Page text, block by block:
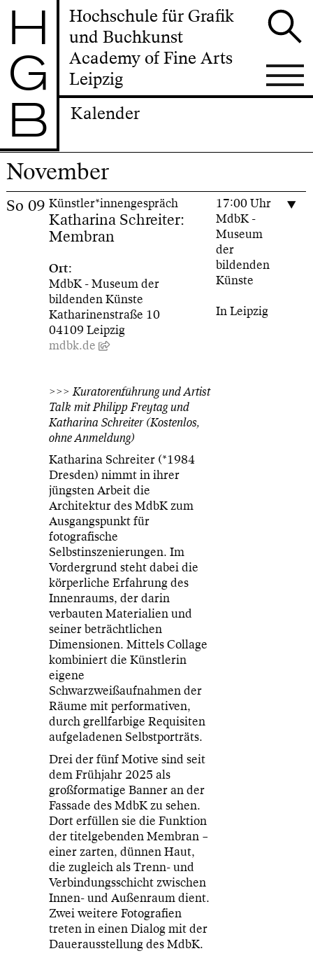
H
G
B
Hochschule für Grafik
und Buchkunst
Academy of Fine Arts
Leipzig
Kalender
November
So 09 Künstler*innengespräch
Katharina Schreiter:
Membran
Ort:
MdbK - Museum der
bildenden Künste
Katharinenstraße 10
04109 Leipzig
mdbk.de
>>> Kuratorenführung und Artist
Talk mit Philipp Freytag und
Katharina Schreiter (Kostenlos,
ohne Anmeldung)
Katharina Schreiter (*1984
Dresden) nimmt in ihrer
jüngsten Arbeit die
Architektur des MdbK zum
Ausgangspunkt für
fotografische
Selbstinszenierungen. Im
Vordergrund steht dabei die
körperliche Erfahrung des
Innenraums, der darin
verbauten Materialien und
seiner beträchtlichen
Dimensionen. Mittels Collage
kombiniert die Künstlerin
eigene
Schwarzweißaufnahmen der
Räume mit performativen,
durch grellfarbige Requisiten
aufgeladenen Selbstporträts.
Drei der fünf Motive sind seit
dem Frühjahr 2025 als
großformatige Banner an der
Fassade des MdbK zu sehen.
Dort erfüllen sie die Funktion
der titelgebenden Membran –
einer zarten, dünnen Haut,
die zugleich als Trenn- und
Verbindungsschicht zwischen
Innen- und Außenraum dient.
Zwei weitere Fotografien
treten in einen Dialog mit der
Dauerausstellung des MdbK.
17:00 Uhr
MdbK -
Museum
der
bildenden
Künste
In Leipzig